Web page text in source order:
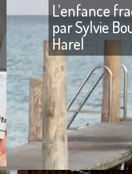
PETITE COSMÉTHIC ONLY, la
marque provençale innove
dans le soin de la peau et du
cheveu Après avoir créé, il y
L’enfance
par Sylvie
Harel